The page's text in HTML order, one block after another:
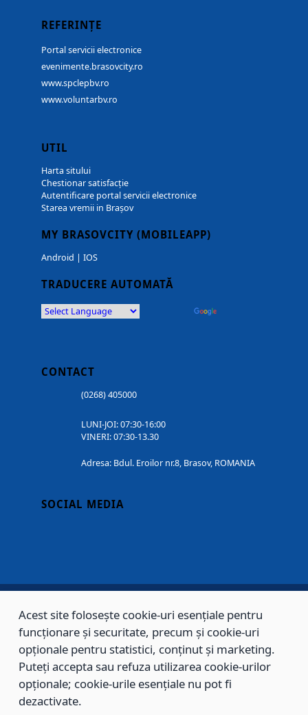
REFERINȚE
Portal servicii electronice
evenimente.brasovcity.ro
www.spclepbv.ro
www.voluntarbv.ro
UTIL
Harta sitului
Chestionar satisfacție
Autentificare portal servicii electronice
Starea vremii in Brașov
MY BRASOVCITY (MOBILEAPP)
Android | IOS
TRADUCERE AUTOMATĂ
CONTACT
(0268) 405000
LUNI-JOI: 07:30-16:00
VINERI: 07:30-13.30
Adresa: Bdul. Eroilor nr.8, Brasov, ROMANIA
SOCIAL MEDIA
Copyright © 2002 - 2026 - PRIMĂRIA MUNICIPIULUI BRAȘOV, toate drepturile
rezervate.
Sitemap Contact
Acest site folosește cookie-uri esențiale pentru
funcționare și securitate, precum și cookie-uri
opționale pentru statistici, conținut și marketing.
Puteți accepta sau refuza utilizarea cookie-urilor
opționale; cookie-urile esențiale nu pot fi
dezactivate.